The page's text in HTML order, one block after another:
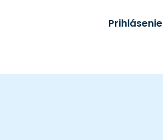
Prihlásenie